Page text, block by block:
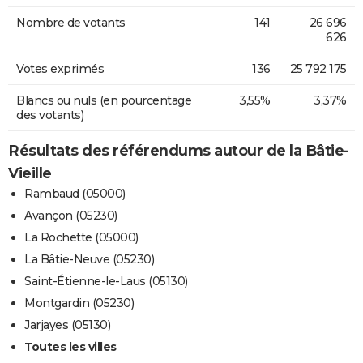
Nombre de votants 141
26 696
626
Votes exprimés 136 25 792 175
Blancs ou nuls (en pourcentage
des votants)
3,55% 3,37%
Résultats des référendums autour de la Bâtie-
Vieille
Rambaud (05000)
Avançon (05230)
La Rochette (05000)
La Bâtie-Neuve (05230)
Saint-Étienne-le-Laus (05130)
Montgardin (05230)
Jarjayes (05130)
Toutes les villes